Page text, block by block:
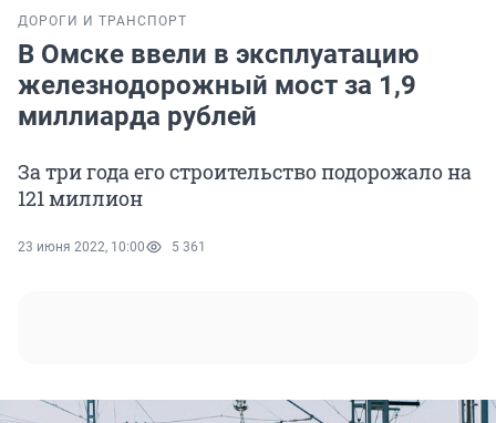
ДОРОГИ И ТРАНСПОРТ
В Омске ввели в эксплуатацию
железнодорожный мост за 1,9
миллиарда рублей
За три года его строительство подорожало на
121 миллион
23 июня 2022, 10:00 5 361